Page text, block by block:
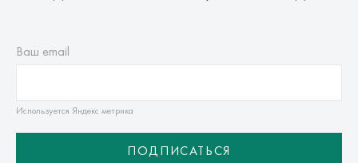
Ваш email
Используется Яндекс метрика
ПОДПИСАТЬСЯ